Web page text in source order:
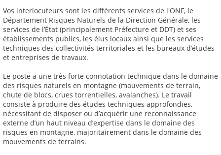
Vos interlocuteurs sont les différents services de l'ONF, le
Département Risques Naturels de la Direction Générale, les
services de l’État (principalement Préfecture et DDT) et ses
établissements publics, les élus locaux ainsi que les services
techniques des collectivités territoriales et les bureaux d’études
et entreprises de travaux.
Le poste a une très forte connotation technique dans le domaine
des risques naturels en montagne (mouvements de terrain,
chute de blocs, crues torrentielles, avalanches). Le travail
consiste à produire des études techniques approfondies,
nécessitant de disposer ou d’acquérir une reconnaissance
externe d’un haut niveau d’expertise dans le domaine des
risques en montagne, majoritairement dans le domaine des
mouvements de terrains.